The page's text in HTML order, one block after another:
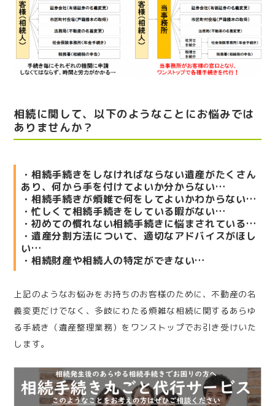
相続に関して、以下のようなことにお悩みでは
ありませんか？
・相続手続きをしなければならない遺産がたくさん
あり、何から手を付けてよいか分からない…
・相続手続きが煩雑で何をしてよいかわからない…
・忙しくて相続手続きをしている暇がない…
・初めての慣れない相続手続きに悩まされている…
・遺産分割方法について、適切なアドバイスがほし
い…
・相続財産や相続人の特定ができない…
上記のようなお悩みをお持ちのお客様のために、不動産の名
義変更だけでなく、多岐にわたる煩雑な相続に関するあらゆ
る手続き（遺産整理業務）をワンストップでお引き受けいた
します。